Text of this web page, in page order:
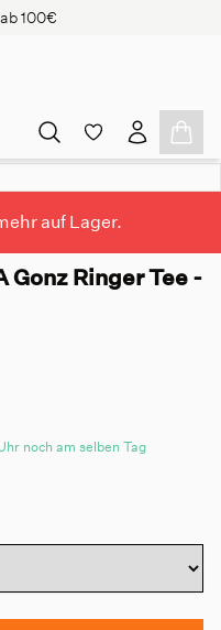
100€
auf Lager.
Gonz Ringer Tee -
noch am selben Tag